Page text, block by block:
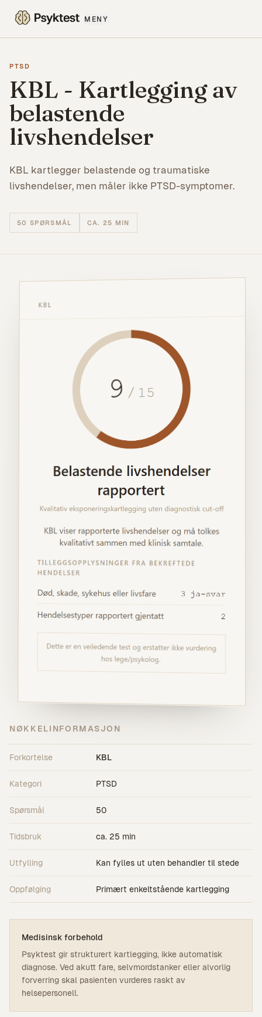
MENY
PTSD
KBL - Kartlegging av
belastende
livshendelser
KBL kartlegger belastende og traumatiske
livshendelser, men måler ikke PTSD-symptomer.
50 SPØRSMÅL CA. 25 MIN
NØKKELINFORMASJON
Forkortelse KBL
Kategori PTSD
Spørsmål 50
Tidsbruk ca. 25 min
Utfylling Kan fylles ut uten behandler til stede
Oppfølging Primært enkeltstående kartlegging
Medisinsk forbehold
Psyktest gir strukturert kartlegging, ikke automatisk
diagnose. Ved akutt fare, selvmordstanker eller alvorlig
forverring skal pasienten vurderes raskt av
helsepersonell.